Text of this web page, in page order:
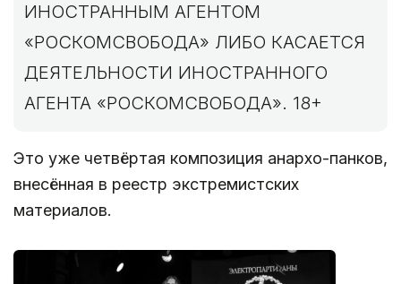
ИНОСТРАННЫМ АГЕНТОМ
«РОСКОМСВОБОДА» ЛИБО КАСАЕТСЯ
ДЕЯТЕЛЬНОСТИ ИНОСТРАННОГО
АГЕНТА «РОСКОМСВОБОДА». 18+
Это уже четвёртая композиция анархо-панков,
внесённая в реестр экстремистских
материалов.